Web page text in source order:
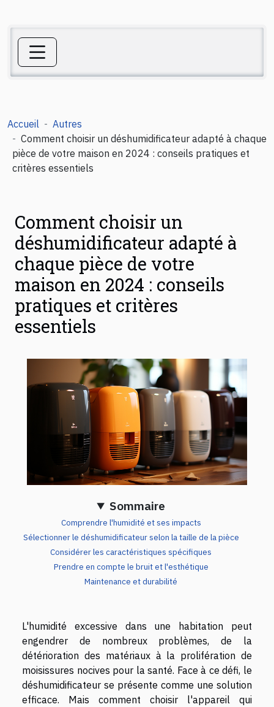
Accueil
Autres
Comment choisir un déshumidificateur adapté à chaque
pièce de votre maison en 2024 : conseils pratiques et
critères essentiels
Comment choisir un
déshumidificateur adapté à
chaque pièce de votre
maison en 2024 : conseils
pratiques et critères
essentiels
Sommaire
Comprendre l'humidité et ses impacts
Sélectionner le déshumidificateur selon la taille de la pièce
Considérer les caractéristiques spécifiques
Prendre en compte le bruit et l'esthétique
Maintenance et durabilité
L'humidité excessive dans une habitation peut
engendrer de nombreux problèmes, de la
détérioration des matériaux à la prolifération de
moisissures nocives pour la santé. Face à ce défi, le
déshumidificateur se présente comme une solution
efficace. Mais comment choisir l'appareil qui